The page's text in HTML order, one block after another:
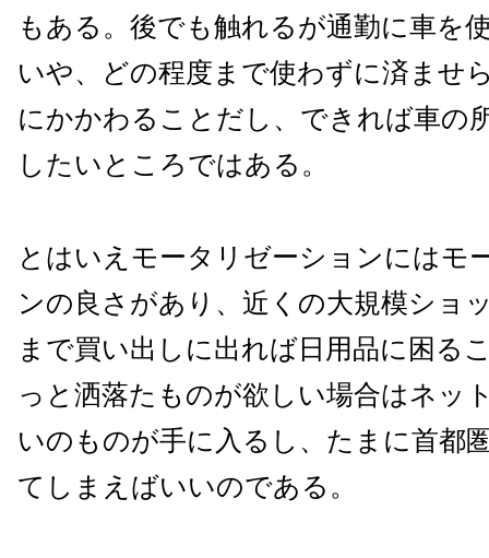
もある。後でも触れるが通勤に車を
いや、どの程度まで使わずに済ませ
にかかわることだし、できれば車の
したいところではある。
とはいえモータリゼーションにはモ
ンの良さがあり、近くの大規模ショ
まで買い出しに出れば日用品に困る
っと洒落たものが欲しい場合はネッ
いのものが手に入るし、たまに首都
てしまえばいいのである。